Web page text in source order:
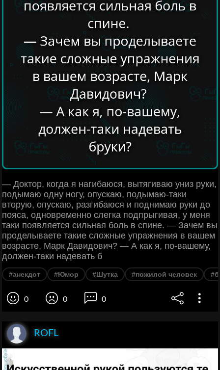
— Доктор, когда я нагибаюся, вытягиваю униз руки,
подымаю одну ногу, опускаю, подымаю-таки
вторую, опускаю, разгибаюся и поднимаю руки до
пояса, одновременно слегка подпрыгивая, у меня
таки появляется сильная боль в спине. — Зачем вы
проделываете такие сложные упражнения в вашем
возрасте, Марк Давидович? — А как я, по-вашему,
должен-таки надевать б
#анекдот #Юмор #Шутка #пожилой человек
0 0 0
ROFL